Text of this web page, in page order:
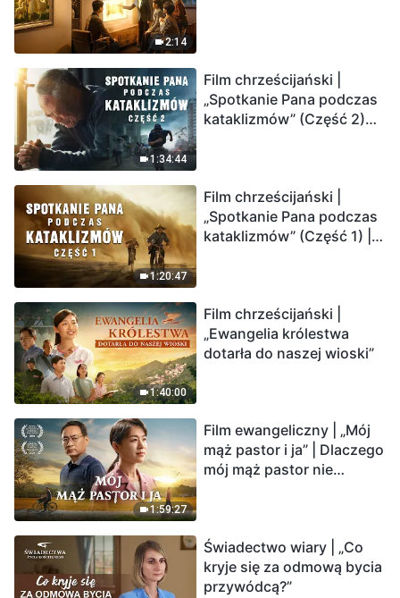
2:14
1:34:44
Film chrześcijański |
„Spotkanie Pana podczas
kataklizmów” (Część 2)
Ludzkość weszła w
odliczanie. Czy znalazłeś
już drogę ocalenia?
1:20:47
Film chrześcijański |
„Spotkanie Pana podczas
kataklizmów” (Część 1) |
1:40:00
Film chrześcijański |
„Ewangelia królestwa
dotarła do naszej wioski”
1:59:27
Film ewangeliczny | „Mój
mąż pastor i ja” | Dlaczego
mój mąż pastor nie
Świadectwo wiary | „Co
kryje się za odmową bycia
przywódcą?”